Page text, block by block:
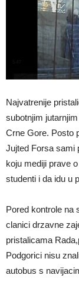
Najvatrenije
subotnjim
Crne Gore. Posto
Jujted Forsa sami
koju mediji prave
studenti i da idu u
Pored kontrole na
clanici drzavne
pristalicama
Podgorici nisu
autobus s